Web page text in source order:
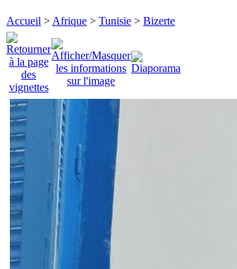
Accueil > Afrique > Tunisie > Bizerte